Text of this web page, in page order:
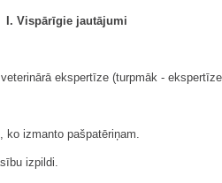
I. Vispārīgie jautājumi
ekspertīze (turpmāk -
izmanto pašpatēriņam.
izpildi.